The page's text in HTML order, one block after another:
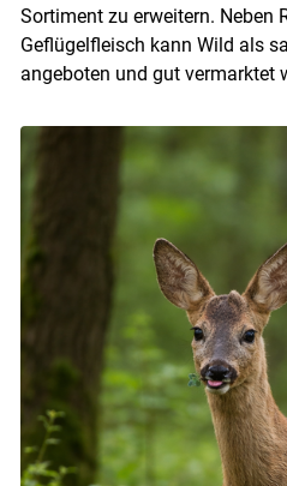
Sortiment zu erweitern. Neben
Geflügelfleisch kann Wild als
angeboten und gut vermarktet